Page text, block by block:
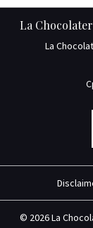
La
La
© 2026 La